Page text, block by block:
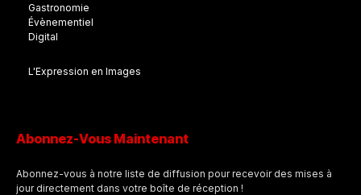
Gastronomie
Évènementiel
Digital
L'Expression en Images
Abonnez-Vous Maintenant
Abonnez-vous à notre liste de diffusion pour recevoir des mises à
jour directement dans votre boîte de réception !